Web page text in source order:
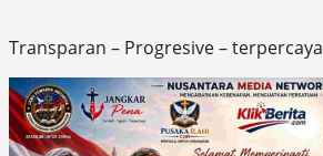
Transparan – Progresive – terpercaya